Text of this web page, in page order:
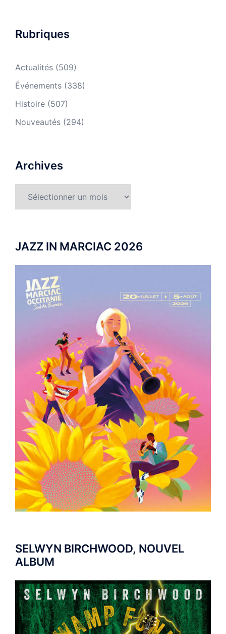
Rubriques
Actualités (509)
Événements (338)
Histoire (507)
Nouveautés (294)
Archives
JAZZ IN MARCIAC 2026
SELWYN BIRCHWOOD, NOUVEL
ALBUM